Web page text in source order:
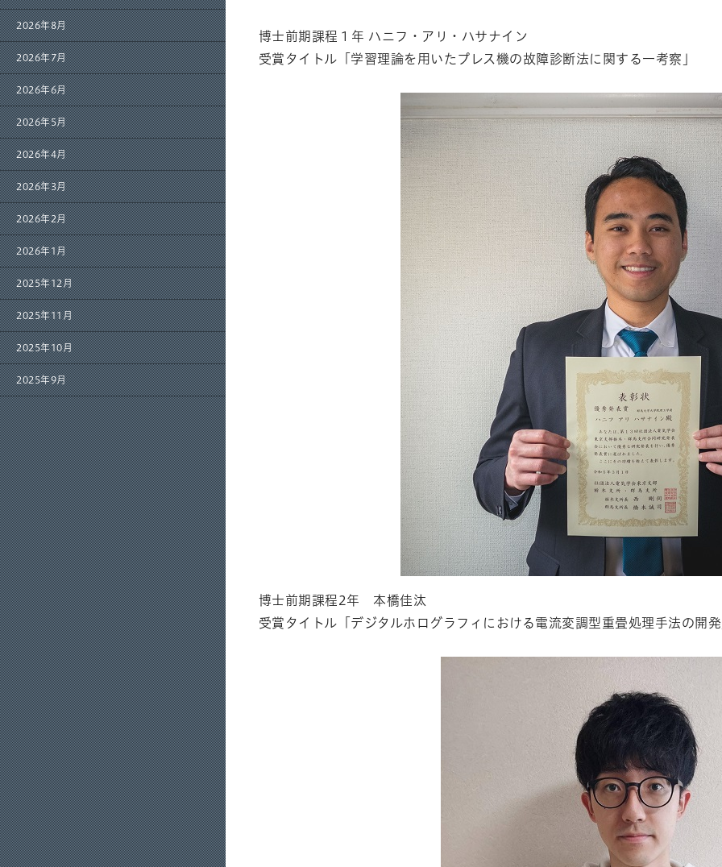
2026年8月
2026年7月
2026年6月
2026年5月
2026年4月
2026年3月
2026年2月
2026年1月
2025年12月
2025年11月
2025年10月
2025年9月
博士前期課程１年 ハニフ・アリ・ハサナイン
受賞タイトル「学習理論を用いたプレス機の故障診断法に関する一考察」
博士前期課程2年 本橋佳汰
受賞タイトル「デジタルホログラフィにおける電流変調型重畳処理手法の開